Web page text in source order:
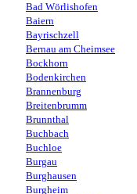
Bad Wörlishofen
Baiern
Bayrischzell
Bernau am Cheimsee
Bockhorn
Bodenkirchen
Brannenburg
Breitenbrumm
Brunnthal
Buchbach
Buchloe
Burgau
Burghausen
Burgheim